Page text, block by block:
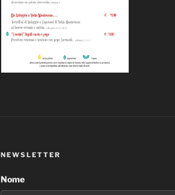
NEWSLETTER
Nome